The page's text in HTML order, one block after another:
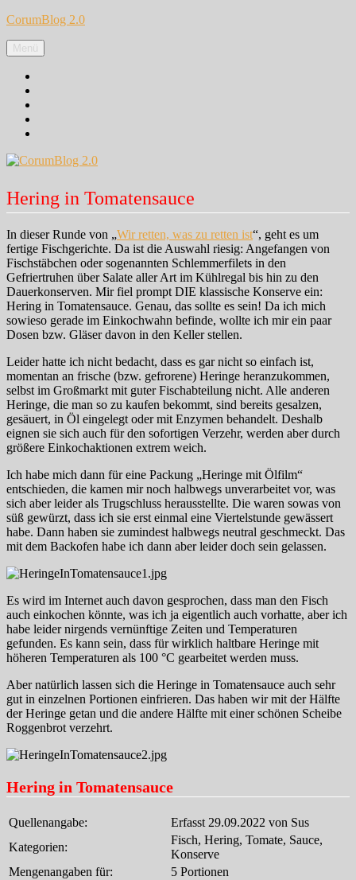
Zum
springen
CorumBlog 2.0
Menü
Hering in Tomatensauce
In dieser Runde von „Wir retten, was zu retten ist“, geht es um
fertige Fischgerichte. Da ist die Auswahl riesig: Angefangen von
Fischstäbchen oder sogenannten Schlemmerfilets in den
Gefriertruhen über Salate aller Art im Kühlregal bis hin zu den
Dauerkonserven. Mir fiel prompt DIE klassische Konserve ein:
Hering in Tomatensauce. Genau, das sollte es sein! Da ich mich
sowieso gerade im Einkochwahn befinde, wollte ich mir ein paar
Dosen bzw. Gläser davon in den Keller stellen.
Leider hatte ich nicht bedacht, dass es gar nicht so einfach ist,
momentan an frische (bzw. gefrorene) Heringe heranzukommen,
selbst im Großmarkt mit guter Fischabteilung nicht. Alle anderen
Heringe, die man so zu kaufen bekommt, sind bereits gesalzen,
gesäuert, in Öl eingelegt oder mit Enzymen behandelt. Deshalb
eignen sie sich auch für den sofortigen Verzehr, werden aber durch
größere Einkochaktionen extrem weich.
Ich habe mich dann für eine Packung „Heringe mit Ölfilm“
entschieden, die kamen mir noch halbwegs unverarbeitet vor, was
sich aber leider als Trugschluss herausstellte. Die waren sowas von
süß gewürzt, dass ich sie erst einmal eine Viertelstunde gewässert
habe. Dann haben sie zumindest halbwegs neutral geschmeckt. Das
mit dem Backofen habe ich dann aber leider doch sein gelassen.
Es wird im Internet auch davon gesprochen, dass man den Fisch
auch einkochen könnte, was ich ja eigentlich auch vorhatte, aber ich
habe leider nirgends vernünftige Zeiten und Temperaturen
gefunden. Es kann sein, dass für wirklich haltbare Heringe mit
höheren Temperaturen als 100 °C gearbeitet werden muss.
Aber natürlich lassen sich die Heringe in Tomatensauce auch sehr
gut in einzelnen Portionen einfrieren. Das haben wir mit der Hälfte
der Heringe getan und die andere Hälfte mit einer schönen Scheibe
Roggenbrot verzehrt.
Hering in Tomatensauce
Quellenangabe:
Erfasst 29.09.2022 von Sus
Kategorien:
Fisch, Hering, Tomate, Sauce,
Konserve
Mengenangaben für:
5 Portionen